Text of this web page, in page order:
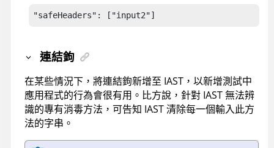
"safeHeaders": ["input2"]
連結鉤
在某些情況下，將連結鉤新增至 IAST，以新增測試中
應用程式的行為會很有用。比方說，針對 IAST 無法辨
識的專有消毒方法，可告知 IAST 清除每一個輸入此方
法的字串。